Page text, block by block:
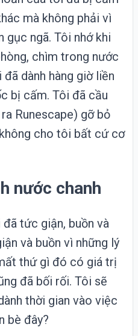
mà không phải vì
gục ngã. Tôi nhớ khi
chìm trong nước
dành hàng giờ liền
bị cấm. Tôi đã cầu
Runescape) gỡ bỏ
cho tôi bất cứ cơ
nước chanh
tức giận, buồn và
và buồn vì những lý
thứ gì đó có giá trị
đã bối rối. Tôi sẽ
thời gian vào việc
bè đây?